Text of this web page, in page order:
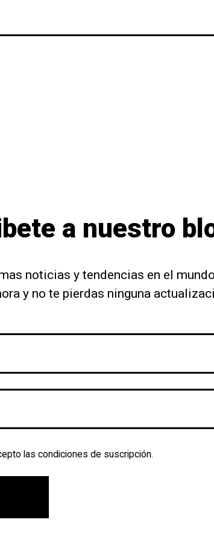
a nuestro
noticias y tendencias en el
y no te pierdas ninguna
las condiciones de suscripción.